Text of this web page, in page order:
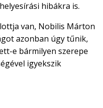
hibákra is.
van, Nobilis Márton
azonban úgy tűnik,
e bármilyen szerepe
igyekszik